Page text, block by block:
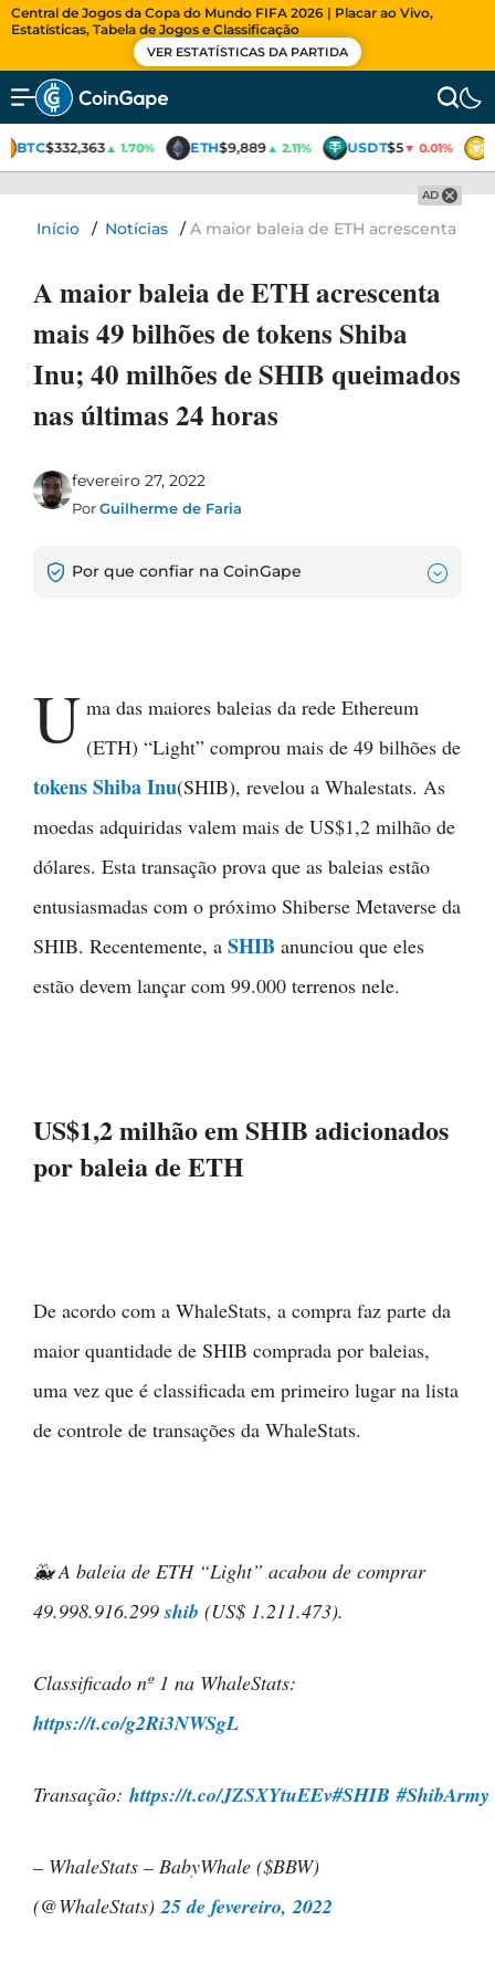
Central de Jogos da Copa do Mundo FIFA 2026 | Placar ao Vivo,
Estatísticas, Tabela de Jogos e Classificação
VER ESTATÍSTICAS DA PARTIDA
BTC$332,363▲ 1.70% ETH$9,889▲ 2.11% USDT$5▼ 0.01%
AD
Início / Notícias /A maior baleia de ETH acrescenta
A maior baleia de ETH acrescenta
mais 49 bilhões de tokens Shiba
Inu; 40 milhões de SHIB queimados
nas últimas 24 horas
fevereiro 27, 2022
PorGuilherme de Faria
Por que confiar na CoinGape
U ma das maiores baleias da rede Ethereum
(ETH) “Light” comprou mais de 49 bilhões de
tokens Shiba Inu(SHIB), revelou a Whalestats. As
moedas adquiridas valem mais de US$1,2 milhão de
dólares. Esta transação prova que as baleias estão
entusiasmadas com o próximo Shiberse Metaverse da
SHIB. Recentemente, a SHIB anunciou que eles
estão devem lançar com 99.000 terrenos nele.
US$1,2 milhão em SHIB adicionados
por baleia de ETH
De acordo com a WhaleStats, a compra faz parte da
maior quantidade de SHIB comprada por baleias,
uma vez que é classificada em primeiro lugar na lista
de controle de transações da WhaleStats.
🐳 A baleia de ETH “Light” acabou de comprar
49.998.916.299shib (US$ 1.211.473).
Classificado nº 1 na WhaleStats:
https://t.co/g2Ri3NWSgL
Transação: https://t.co/JZSXYtuEEv#SHIB #ShibArmy
– WhaleStats – BabyWhale ($BBW)
(@WhaleStats)25 de fevereiro, 2022